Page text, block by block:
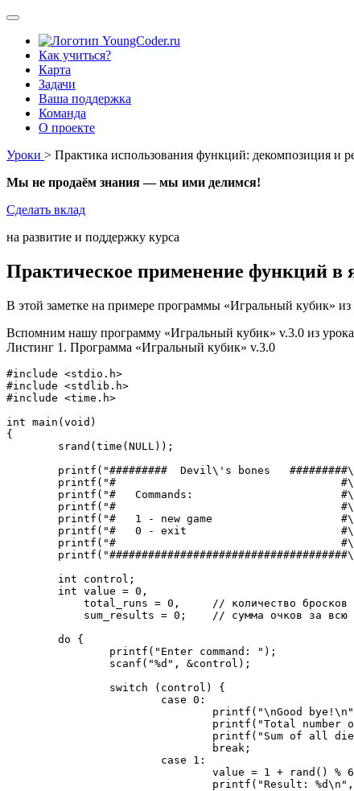
Как учиться?
Карта
Задачи
Ваша поддержка
Команда
О проекте
Уроки > Практика использования функций: декомпозиция и
Мы не продаём знания — мы ими делимся!
Сделать вклад
на развитие и поддержку курса
Практическое применение функций в
В этой заметке на примере программы «Игральный кубик»
Вспомним нашу программу «Игральный кубик» v.3.0 из
Листинг 1. Программа «Игральный кубик» v.3.0
#include <stdio.h>
#include <stdlib.h>
#include <time.h>
int main(void)
{
        srand(time(NULL));
printf("#########  Devil\'s bones
printf("#
printf("#   Commands:
printf("#
printf("#   1 - new game
printf("#   0 - exit
printf("#
        int control;
        int value = 0,
            total_runs = 0,     // количество бросков
sum_results = 0;    // сумма очков за всю
        do {
                printf("Enter command: ");
                scanf("%d", &control);
                switch (control) {
                        case 0:
printf("\nGood
printf("Total number
printf("Sum of all
                                break;
                        case 1:
value = 1 + rand() %
printf("Result: